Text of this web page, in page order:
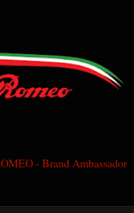
- Brand Ambassador